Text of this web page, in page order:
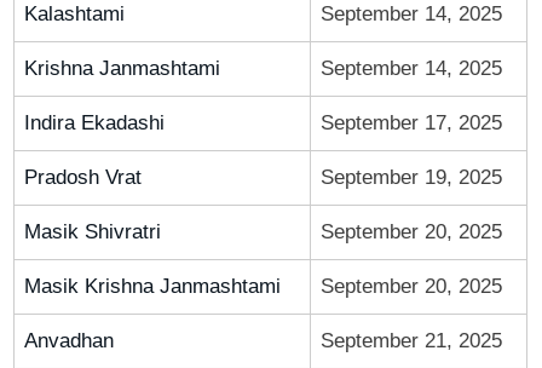
Kalashtami September 14, 2025
Krishna Janmashtami September 14, 2025
Indira Ekadashi September 17, 2025
Pradosh Vrat September 19, 2025
Masik Shivratri September 20, 2025
Masik Krishna Janmashtami September 20, 2025
Anvadhan September 21, 2025